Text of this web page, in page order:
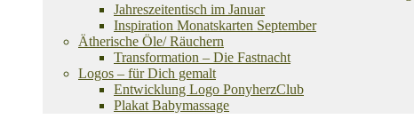
Jahreszeitentisch im Januar
Inspiration Monatskarten September
Ätherische Öle/ Räuchern
Transformation – Die Fastnacht
Logos – für Dich gemalt
Entwicklung Logo PonyherzClub
Plakat Babymassage